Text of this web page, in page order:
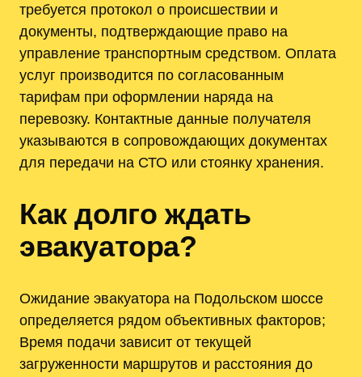
требуется протокол о происшествии и
документы, подтверждающие право на
управление транспортным средством. Оплата
услуг производится по согласованным
тарифам при оформлении наряда на
перевозку. Контактные данные получателя
указываются в сопровождающих документах
для передачи на СТО или стоянку хранения.
Как долго ждать
эвакуатора?
Ожидание эвакуатора на Подольском шоссе
определяется рядом объективных факторов;
Время подачи зависит от текущей
загруженности маршрутов и расстояния до